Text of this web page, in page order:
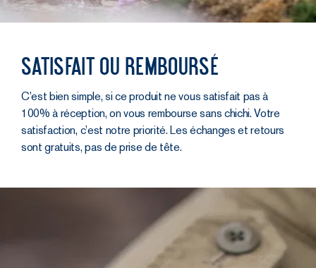
Satisfait ou remboursé
C’est bien simple, si ce produit ne vous satisfait pas à
100% à réception, on vous rembourse sans chichi. Votre
satisfaction, c’est notre priorité. Les échanges et retours
sont gratuits, pas de prise de tête.